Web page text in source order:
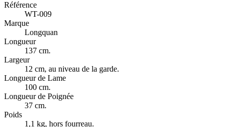
Référence
WT-009
Marque
Longquan
Longueur
137 cm.
Largeur
12 cm, au niveau de la garde.
Longueur de Lame
100 cm.
Longueur de Poignée
37 cm.
Poids
1,1 kg, hors fourreau.